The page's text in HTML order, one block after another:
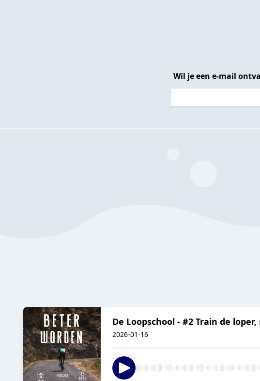
Wil je een e-mail
De Loopschool - #2 Train de
2026-01-16